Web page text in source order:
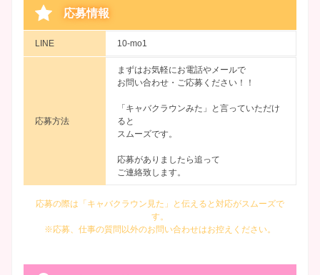
応募情報
LINE 10-mo1
応募方法
まずはお気軽にお電話やメールで
お問い合わせ・ご応募ください！！
「キャバクラウンみた」と言っていただけ
ると
スムーズです。
応募がありましたら追って
ご連絡致します。
応募の際は「キャバクラウン見た」と伝えると対応がスムーズで
す。
※応募、仕事の質問以外のお問い合わせはお控えください。